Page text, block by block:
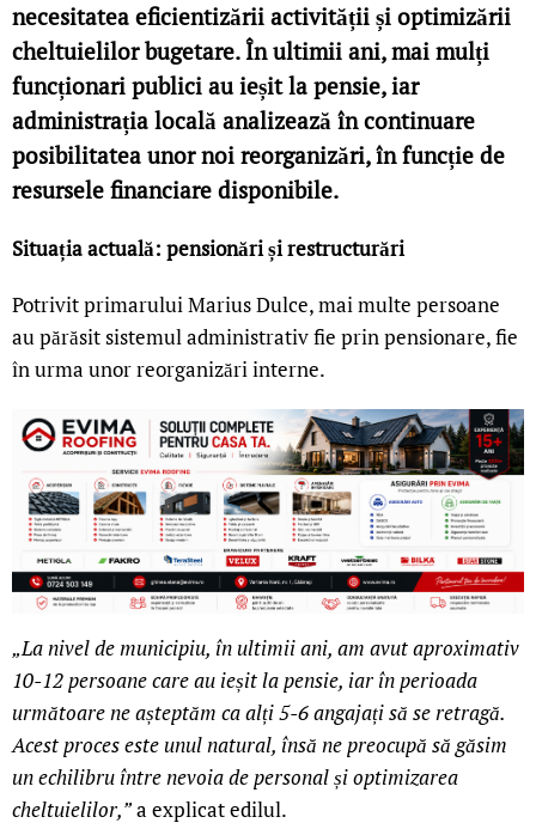
necesitatea eficientizării activității și optimizării
cheltuielilor bugetare. În ultimii ani, mai mulți
funcționari publici au ieșit la pensie, iar
administrația locală analizează în continuare
posibilitatea unor noi reorganizări, în funcție de
resursele financiare disponibile.
Situația actuală: pensionări și restructurări
Potrivit primarului Marius Dulce, mai multe persoane
au părăsit sistemul administrativ fie prin pensionare, fie
în urma unor reorganizări interne.
„La nivel de municipiu, în ultimii ani, am avut aproximativ
10-12 persoane care au ieșit la pensie, iar în perioada
următoare ne așteptăm ca alți 5-6 angajați să se retragă.
Acest proces este unul natural, însă ne preocupă să găsim
un echilibru între nevoia de personal și optimizarea
cheltuielilor,”a explicat edilul.